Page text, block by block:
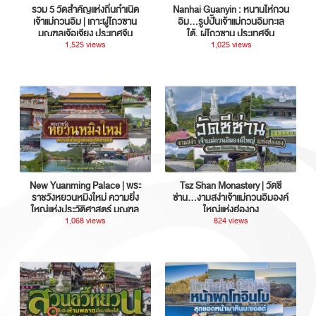
รวม 5 วัดสำคัญแห่งถิ่นกำเนิด
เจ้าแม่กวนอิม | เกาะผู่โถวซาน
มณฑลเจ้อเจียง ประเทศจีน
1,525 views
Nanhai Guanyin : หนานไห่กวน
อิม...รูปปั้นเจ้าแม่กวนอิมทะเล
ใต้, ผู่โถวซาน ประเทศจีน
1,025 views
New Yuanming Palace | พระ
ราชวังหยวนหมิงใหม่ ความยิ่ง
ใหญ่แห่งประวัติศาสตร์ มณฑล
กวางตุ้ง ประเทศจีน
1,068 views
Tsz Shan Monastery | วัดซี
ซ่าน…งามสง่าเจ้าแม่กวนอิมองค์
ใหญ่แห่งฮ่องกง
824 views